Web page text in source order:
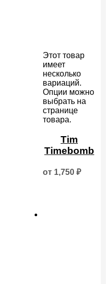
Этот товар
имеет
несколько
вариаций.
Опции можно
выбрать на
странице
товара.
Tim
Timebomb
от 1,750 ₽